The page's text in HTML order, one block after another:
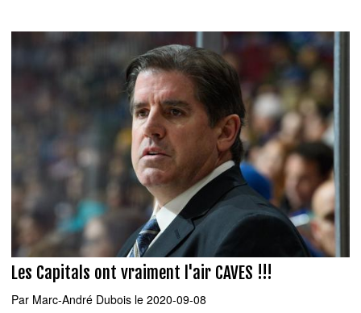
Les Capitals ont vraiment l'air CAVES !!!
Par Marc-André Dubois le 2020-09-08